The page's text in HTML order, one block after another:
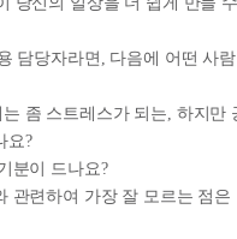
담당자라면, 다음에 어떤 사람
좀 스트레스가 되는, 하지만
요?
분이 드나요?
관련하여 가장 잘 모르는 점은